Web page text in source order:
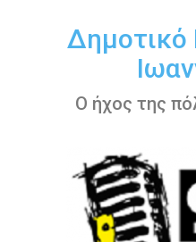
περιεχόμενο
Ο ήχος της